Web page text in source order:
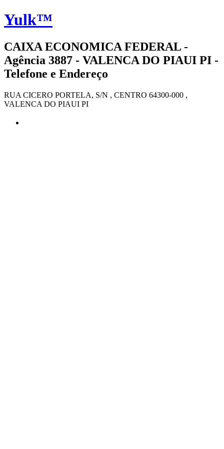
Yulk™
CAIXA ECONOMICA FEDERAL -
Agência 3887 - VALENCA DO PIAUI PI -
Telefone e Endereço
RUA CICERO PORTELA, S/N , CENTRO 64300-000 ,
VALENCA DO PIAUI PI